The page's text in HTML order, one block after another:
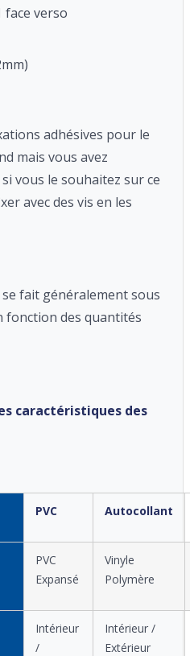
face verso
adhésives pour le
mais vous avez
vous le souhaitez sur ce
avec des vis en les
fait généralement sous
fonction des quantités
caractéristiques des
PVC Autocollant
PVC
Expansé
Vinyle
Polymère
Intérieur
/
Intérieur /
Extérieur